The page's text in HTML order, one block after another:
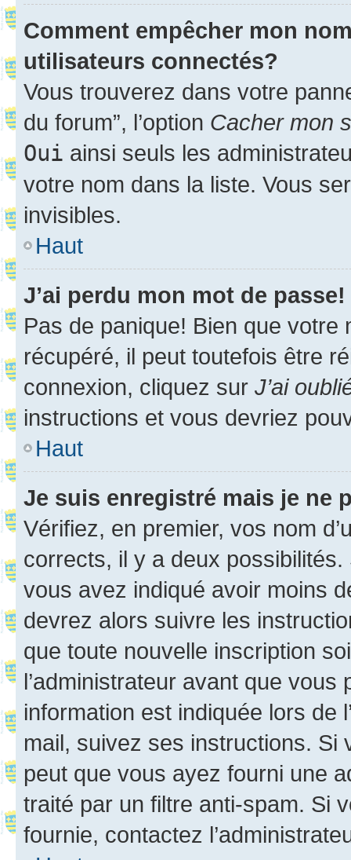
Comment empêcher mon
utilisateurs connectés?
Vous trouverez dans votre
du forum”, l’option Cacher mon
Oui ainsi seuls les
votre nom dans la liste. Vous
invisibles.
Haut
J’ai perdu mon mot de passe!
Pas de panique! Bien que
récupéré, il peut toutefois être
connexion, cliquez sur J’ai
instructions et vous devriez
Haut
Je suis enregistré mais je ne
Vérifiez, en premier, vos nom
corrects, il y a deux
vous avez indiqué avoir moins
devrez alors suivre les
que toute nouvelle inscription
l’administrateur avant que
information est indiquée lors de
mail, suivez ses instructions. Si
peut que vous ayez fourni une
traité par un filtre anti-spam. Si
fournie, contactez